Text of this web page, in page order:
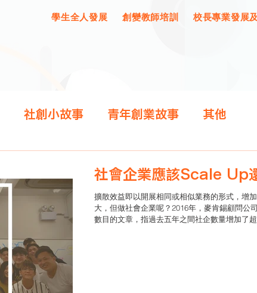
學生全人發展 創變教師培訓 校長專業發展
社創小故事 青年創業故事 其他
社會企業應該Scale Up
擴散效益即以開展相同或相似業務的形式，增
大，但做社會企業呢？2016年，麥肯錫顧問
數目的文章，指過去五年之間社企數量增加了